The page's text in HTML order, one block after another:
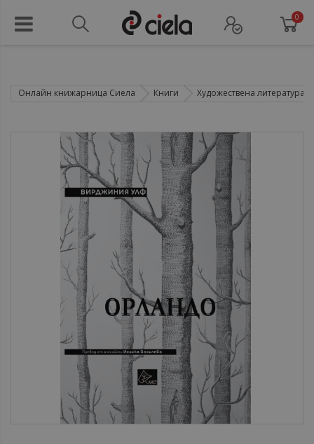
0
Онлайн книжарница Сиела Книги Художествена литература